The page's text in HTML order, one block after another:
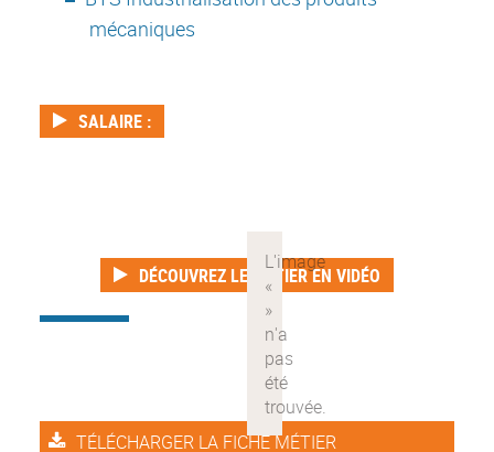
mécaniques
SALAIRE :
DÉCOUVREZ LE MÉTIER EN VIDÉO
TÉLÉCHARGER LA FICHE MÉTIER